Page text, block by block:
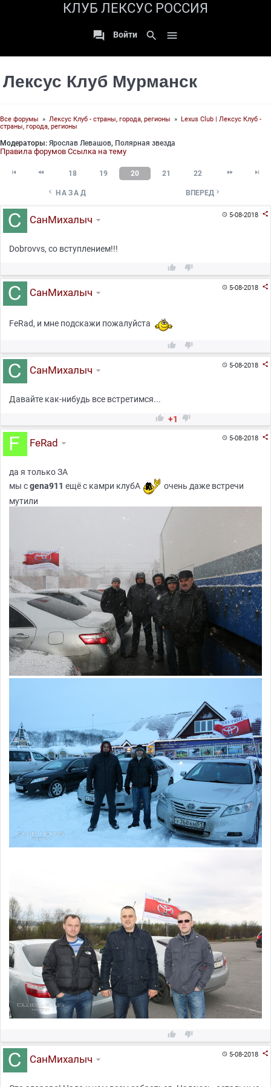
КЛУБ ЛЕКСУС РОССИЯ
 Войти search 
Лексус Клуб Мурманск
Все форумы » Лексус Клуб - страны, города, регионы » Lexus Club | Лексус Клуб -
страны, города, регионы
Модераторы: Ярослав Левашов, Полярная звезда
Правила форумов Ссылка на тему
  18 19 20 21 22  
 НАЗАД ВПЕРЕД 
5-08-2018 
СанМихалыч
Dobrovvs, со вступлением!!!
 
5-08-2018 
СанМихалыч
FeRad, и мне подскажи пожалуйста
 
5-08-2018 
СанМихалыч
Давайте как-нибудь все встретимся...
 +1 
5-08-2018 
FeRad
да я только ЗА
мы сgena911 ещё с камри клубА
очень даже встречи
мутили
 
5-08-2018 
СанМихалыч